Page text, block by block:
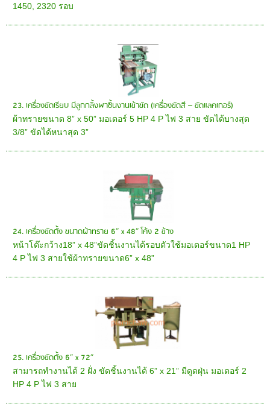
1450, 2320 รอบ
23. เครื่องขัดเรียบ มีลูกกลิ้งพาชิ้นงานเข้าขัด (เครื่องขัดสี – ขัดแลคเกอร์)
ผ้าทรายขนาด 8” x 50” มอเตอร์ 5 HP 4 P ไฟ 3 สาย ขัดได้บางสุด
3/8” ขัดได้หนาสุด 3”
24. เครื่องขัดตั้ง ขนาดผ้าทราย 6” x 48” โค้ง 2 ข้าง
หน้าโต๊ะกว้าง18” x 48”ขัดชิ้นงานได้รอบตัวใช้มอเตอร์ขนาด1 HP
4 P ไฟ 3 สายใช้ผ้าทรายขนาด6” x 48”
25. เครื่องขัดตั้ง 6” x 72”
สามารถทำงานได้ 2 ฝั่ง ขัดชิ้นงานได้ 6” x 21” มีดูดฝุ่น มอเตอร์ 2
HP 4 P ไฟ 3 สาย